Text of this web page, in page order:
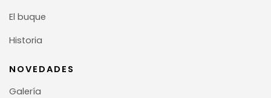
El buque
Historia
NOVEDADES
Galería